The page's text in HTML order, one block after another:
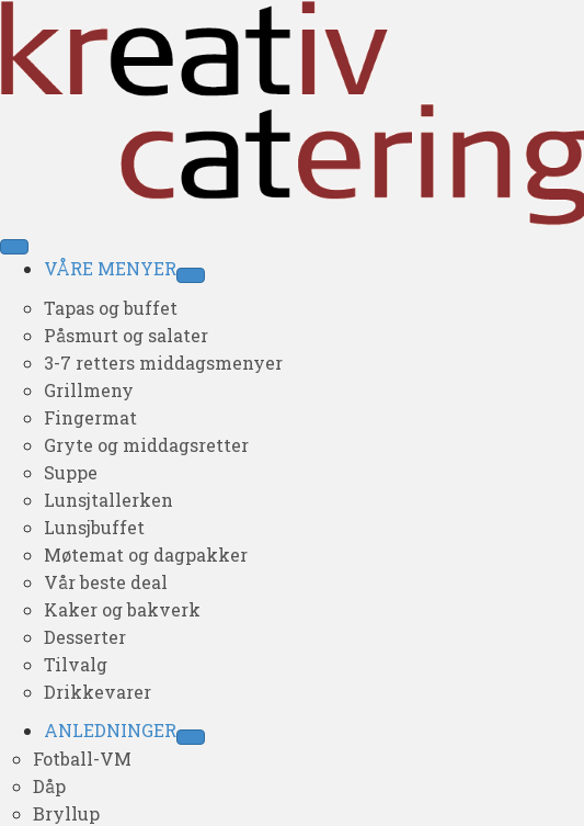
VÅRE MENYER
Tapas og buffet
Påsmurt og salater
3-7 retters middagsmenyer
Grillmeny
Fingermat
Gryte og middagsretter
Suppe
Lunsjtallerken
Lunsjbuffet
Møtemat og dagpakker
Vår beste deal
Kaker og bakverk
Desserter
Tilvalg
Drikkevarer
ANLEDNINGER
Fotball-VM
Dåp
Bryllup